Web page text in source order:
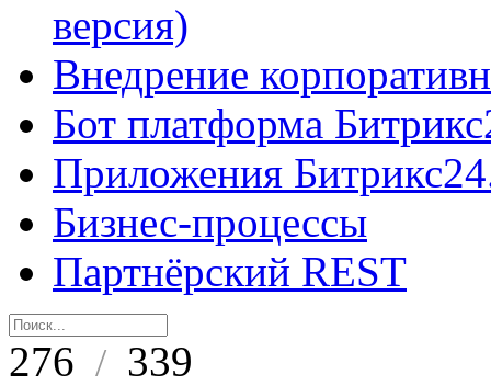
версия)
Внедрение
Бот платформа
Приложения
Бизнес-процессы
Партнёрский REST
276 / 339